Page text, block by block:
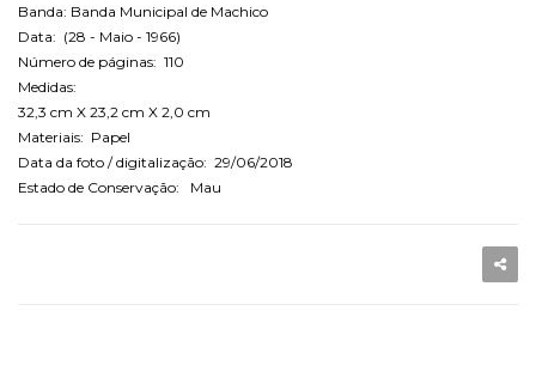
Banda: Banda Municipal de Machico
Data: (28 - Maio - 1966)
Número de páginas: 110
Medidas:
32,3 cm X 23,2 cm X 2,0 cm
Materiais: Papel
Data da foto / digitalização: 29/06/2018
Estado de Conservação: Mau